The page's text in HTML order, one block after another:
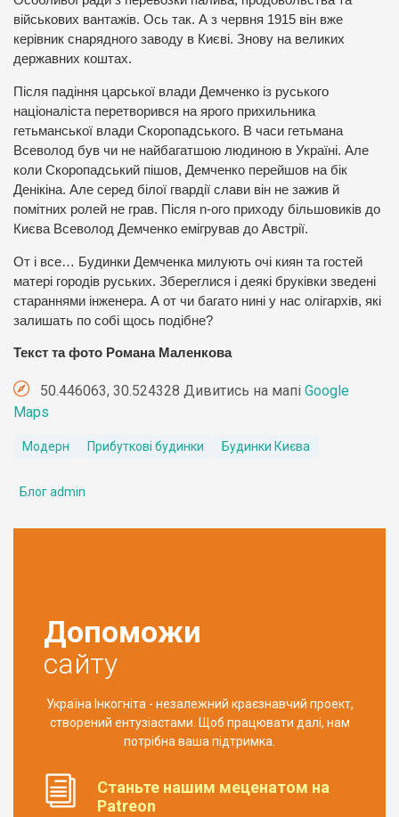
військових вантажів. Ось так. А з червня 1915 він вже
керівник снарядного заводу в Києві. Знову на великих
державних коштах.
Після падіння царської влади Демченко із руського
націоналіста перетворився на ярого прихильника
гетьманської влади Скоропадського. В часи гетьмана
Всеволод був чи не найбагатшою людиною в Україні. Але
коли Скоропадський пішов, Демченко перейшов на бік
Денікіна. Але серед білої гвардії слави він не зажив й
помітних ролей не грав. Після n-ого приходу більшовиків до
Києва Всеволод Демченко емігрував до Австрії.
От і все… Будинки Демченка милують очі киян та гостей
матері городів руських. Збереглися і деякі бруківки зведені
стараннями інженера. А от чи багато нині у нас олігархів, які
залишать по собі щось подібне?
Текст та фото Романа Маленкова
50.446063, 30.524328 Дивитись на мапі Google
Maps
Модерн Прибуткові будинки Будинки Києва
Блог admin
Допоможи
сайту
Україна Інкогніта - незалежний краєзнавчий проект,
створений ентузіастами. Щоб працювати далі, нам
потрібна ваша підтримка.
Станьте нашим меценатом на
Patreon